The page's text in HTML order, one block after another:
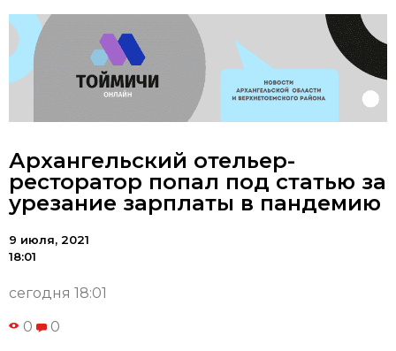
Архангельский отельер-
ресторатор попал под статью за
урезание зарплаты в пандемию
9 июля, 2021
18:01
сегодня 18:01
0 0